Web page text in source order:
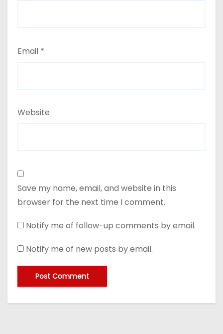
Email *
Website
Save my name, email, and website in this
browser for the next time I comment.
Notify me of follow-up comments by email.
Notify me of new posts by email.